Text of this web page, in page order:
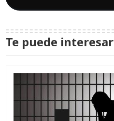
Te puede interesar